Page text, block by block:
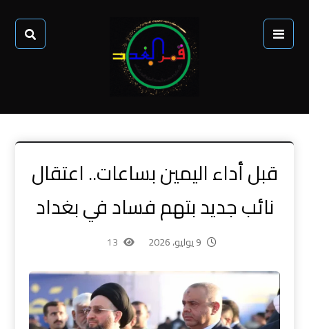
قبل أداء اليمين بساعات.. اعتقال
نائب جديد بتهم فساد في بغداد
9 يوليو، 2026 13